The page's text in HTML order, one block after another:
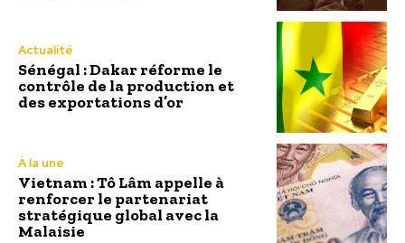
Actualité
Sénégal : Dakar réforme le
contrôle de la production et
des exportations d’or
À la une
Vietnam : Tô Lâm appelle à
renforcer le partenariat
stratégique global avec la
Malaisie